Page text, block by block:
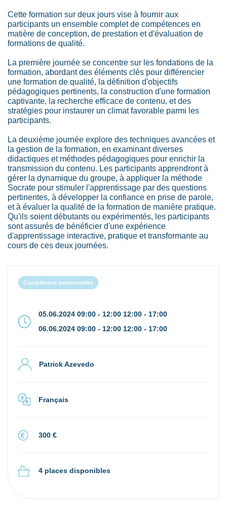
Cette formation sur deux jours vise à fournir aux
participants un ensemble complet de compétences en
matière de conception, de prestation et d'évaluation de
formations de qualité.
La première journée se concentre sur les fondations de la
formation, abordant des éléments clés pour différencier
une formation de qualité, la définition d'objectifs
pédagogiques pertinents, la construction d'une formation
captivante, la recherche efficace de contenu, et des
stratégies pour instaurer un climat favorable parmi les
participants.
La deuxième journée explore des techniques avancées et
la gestion de la formation, en examinant diverses
didactiques et méthodes pédagogiques pour enrichir la
transmission du contenu. Les participants apprendront à
gérer la dynamique du groupe, à appliquer la méthode
Socrate pour stimuler l'apprentissage par des questions
pertinentes, à développer la confiance en prise de parole,
et à évaluer la qualité de la formation de manière pratique.
Qu'ils soient débutants ou expérimentés, les participants
sont assurés de bénéficier d'une expérience
d'apprentissage interactive, pratique et transformante au
cours de ces deux journées.
Compétence personnelles
05.06.2024 09:00 - 12:00 12:00 - 17:00
06.06.2024 09:00 - 12:00 12:00 - 17:00
Patrick Azevedo
Français
300 €
4 places disponibles